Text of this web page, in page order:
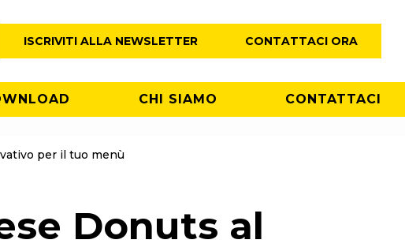
ISCRIVITI ALLA NEWSLETTER CONTATTACI ORA
CHI SIAMO CONTATTACI
per il tuo menù
Donuts al